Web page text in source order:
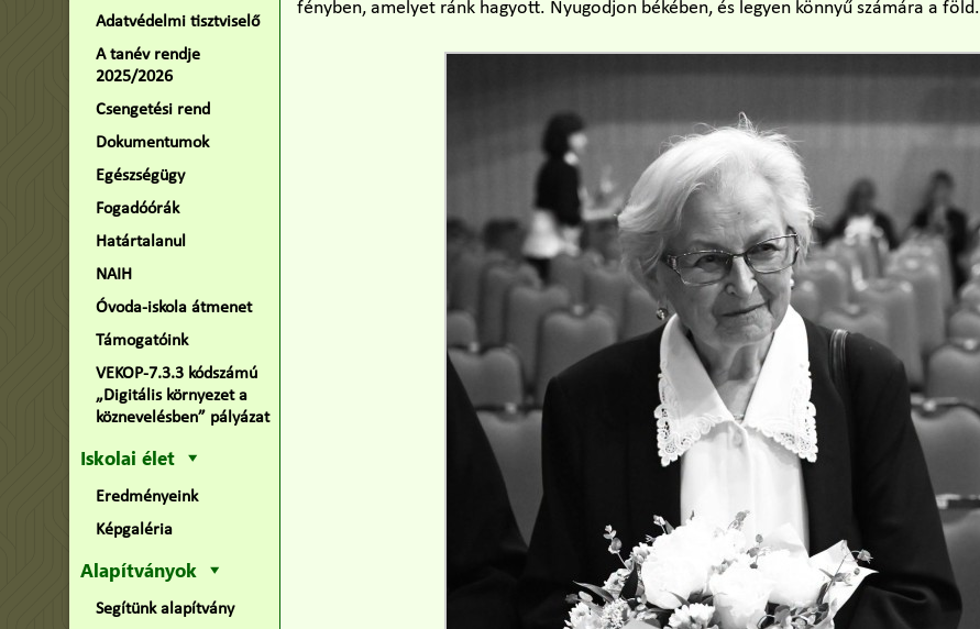
Adatvédelmi tisztviselő
A tanév rendje
2025/2026
Csengetési rend
Dokumentumok
Egészségügy
Fogadóórák
Határtalanul
NAIH
Óvoda-iskola átmenet
Támogatóink
VEKOP-7.3.3 kódszámú
„Digitális környezet a
köznevelésben” pályázat
Iskolai élet
Eredményeink
Képgaléria
Alapítványok
Segítünk alapítvány
fényben, amelyet ránk hagyott. Nyugodjon békében, és legyen könnyű számára a föld.